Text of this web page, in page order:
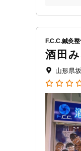
F.C.C.鍼灸
酒田
山形県